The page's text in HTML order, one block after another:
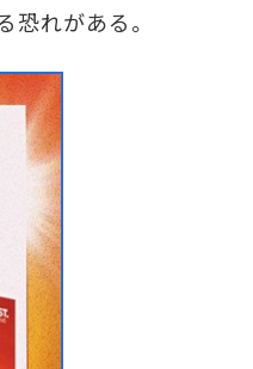
れがある。